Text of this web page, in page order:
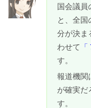
国会議員
と、全国
分が決ま
わせて
す。
報道機関
が確実だ
す。